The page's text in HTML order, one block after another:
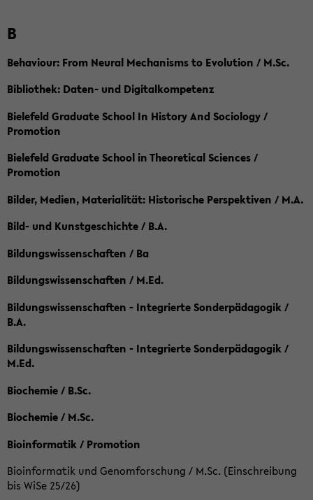
B
Behaviour: From Neural Mechanisms to Evolution / M.Sc.
Bibliothek: Daten- und Digitalkompetenz
Bielefeld Graduate School In History And Sociology /
Promotion
Bielefeld Graduate School in Theoretical Sciences /
Promotion
Bilder, Medien, Materialität: Historische Perspektiven / M.A.
Bild- und Kunstgeschichte / B.A.
Bildungswissenschaften / Ba
Bildungswissenschaften / M.Ed.
Bildungswissenschaften - Integrierte Sonderpädagogik /
B.A.
Bildungswissenschaften - Integrierte Sonderpädagogik /
M.Ed.
Biochemie / B.Sc.
Biochemie / M.Sc.
Bioinformatik / Promotion
Bioinformatik und Genomforschung / M.Sc. (Einschreibung
bis WiSe 25/26)